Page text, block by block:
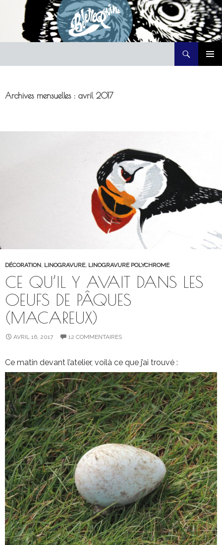
Archives mensuelles : avril 2017
DÉCORATION, LINOGRAVURE, LINOGRAVURE POLYCHROME
CE QU’IL Y AVAIT DANS LES
OEUFS DE PÂQUES
(MACAREUX)
AVRIL 16, 2017 12 COMMENTAIRES
Ce matin devant l’atelier, voilà ce que j’ai trouvé :